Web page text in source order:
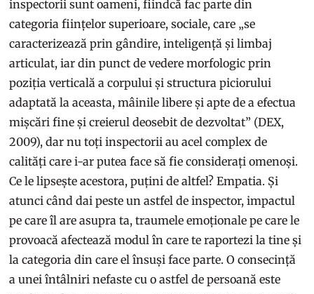
inspectorii sunt oameni, fiindcă fac parte din
categoria ființelor superioare, sociale, care „se
caracterizează prin gândire, inteligență și limbaj
articulat, iar din punct de vedere morfologic prin
poziția verticală a corpului și structura piciorului
adaptată la aceasta, mâinile libere și apte de a efectua
mișcări fine și creierul deosebit de dezvoltat” (DEX,
2009), dar nu toți inspectorii au acel complex de
calități care i-ar putea face să fie considerați omenoși.
Ce le lipsește acestora, puțini de altfel? Empatia. Și
atunci când dai peste un astfel de inspector, impactul
pe care îl are asupra ta, traumele emoționale pe care le
provoacă afectează modul în care te raportezi la tine și
la categoria din care el însuși face parte. O consecință
a unei întâlniri nefaste cu o astfel de persoană este